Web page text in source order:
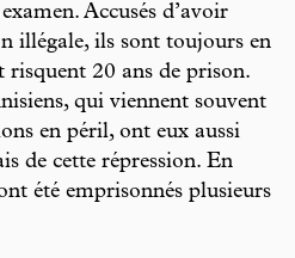
Accusés d’avoir
illégale, ils sont toujours en
risquent 20 ans de prison.
qui viennent souvent
en péril, ont eux aussi
de cette répression. En
été emprisonnés plusieurs